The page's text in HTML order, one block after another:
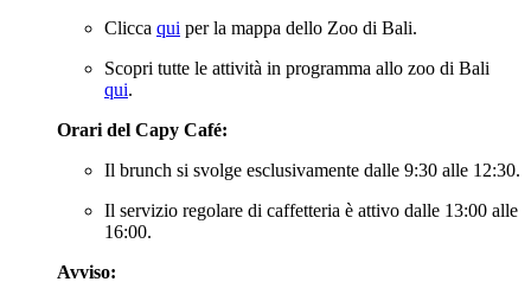
Clicca qui per la mappa dello Zoo di Bali.
Scopri tutte le attività in programma allo zoo di Bali
qui.
Orari del Capy Café:
Il brunch si svolge esclusivamente dalle 9:30 alle 12:30.
Il servizio regolare di caffetteria è attivo dalle 13:00 alle
16:00.
Avviso: